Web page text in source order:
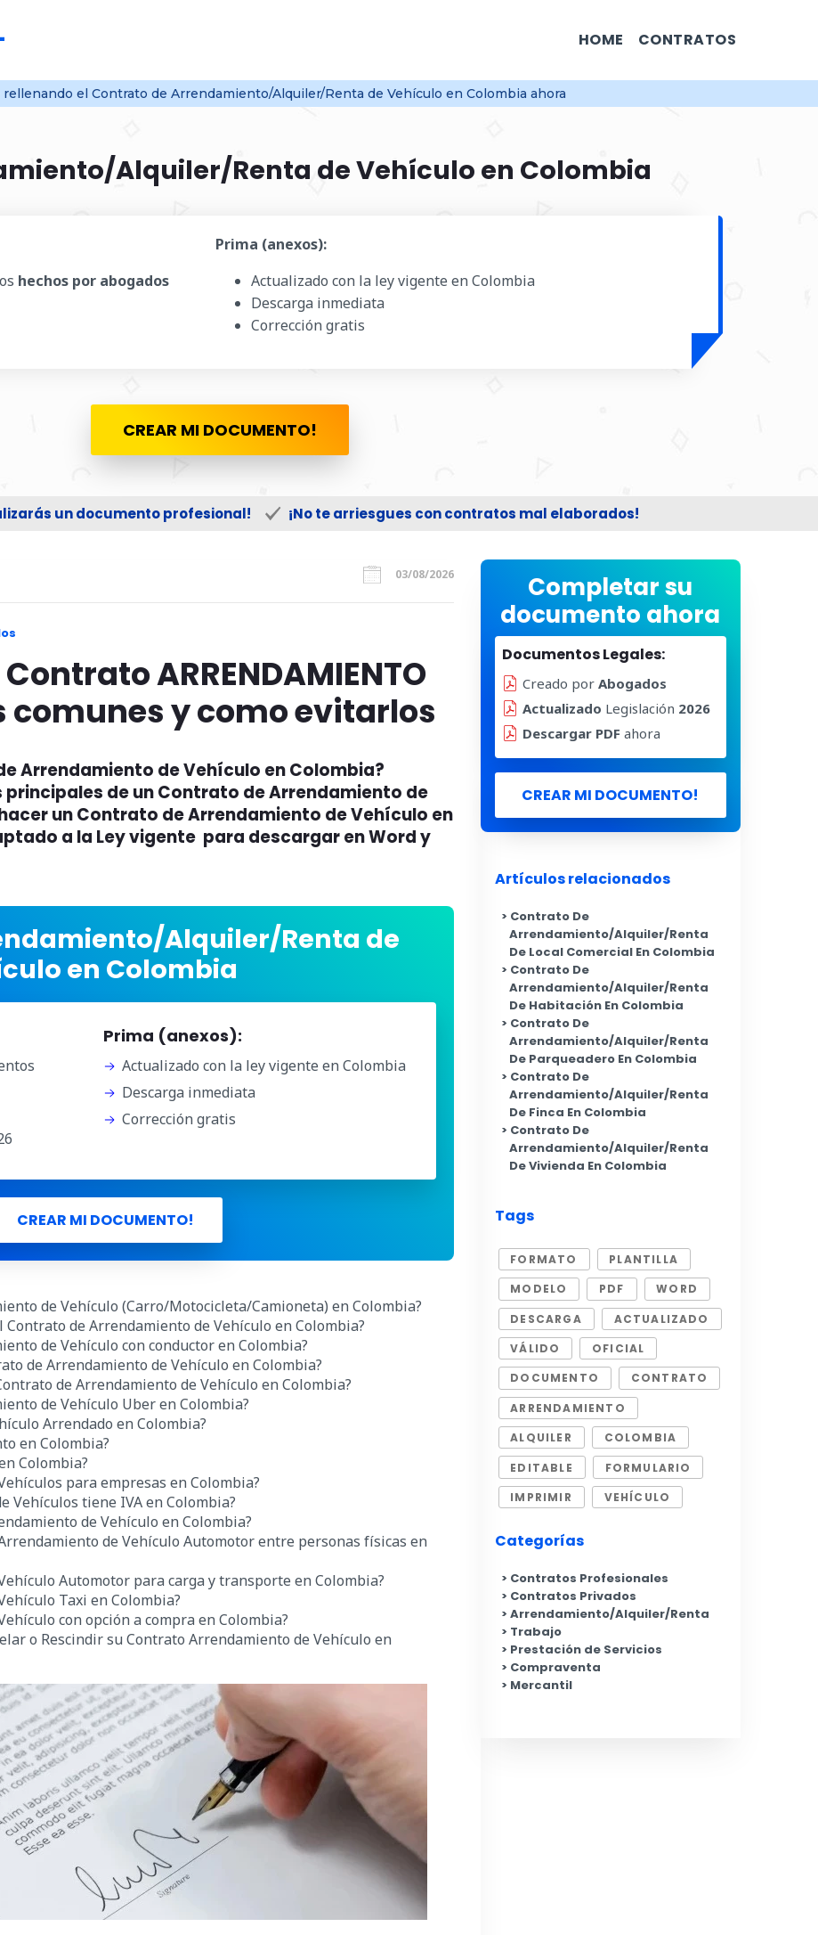
HOME CONTRATOS
rellenando el Contrato de Arrendamiento/Alquiler/Renta de Vehículo en Colombia ahora
Alquiler/Renta de Vehículo en Colombia
hechos por abogados
Prima (anexos):
Actualizado con la ley vigente en Colombia
Descarga inmediata
Corrección gratis
CREAR MI DOCUMENTO!
un documento profesional! ¡No te arriesgues con contratos mal elaborados!
03/08/2026
Contrato ARRENDAMIENTO
comunes y como evitarlos
Arrendamiento de Vehículo en Colombia?
de un Contrato de Arrendamiento de
un Contrato de Arrendamiento de Vehículo en
a la Ley vigente para descargar en Word y
Alquiler/Renta de
en Colombia
Prima (anexos):
Actualizado con la ley vigente en Colombia
Descarga inmediata
Corrección gratis
CREAR MI DOCUMENTO!
de Vehículo (Carro/Motocicleta/Camioneta) en Colombia?
de Arrendamiento de Vehículo en Colombia?
de Vehículo con conductor en Colombia?
de Arrendamiento de Vehículo en Colombia?
de Arrendamiento de Vehículo en Colombia?
de Vehículo Uberen Colombia?
Arrendado en Colombia?
en Colombia?
Colombia?
para empresas en Colombia?
Vehículos tiene IVA en Colombia?
de Vehículo en Colombia?
de Vehículo Automotor entre personas físicas en
Automotor para carga y transporte en Colombia?
Taxi en Colombia?
con opción a compra en Colombia?
o Rescindir su Contrato Arrendamiento de Vehículo en
Completar su
documento ahora
Documentos Legales:
Creado por Abogados
Actualizado Legislación 2026
Descargar PDF ahora
CREAR MI DOCUMENTO!
Artículos relacionados
Contrato De
Arrendamiento/Alquiler/Renta
De Local Comercial En Colombia
Contrato De
Arrendamiento/Alquiler/Renta
De Habitación En Colombia
Contrato De
Arrendamiento/Alquiler/Renta
De Parqueadero En Colombia
Contrato De
Arrendamiento/Alquiler/Renta
De Finca En Colombia
Contrato De
Arrendamiento/Alquiler/Renta
De Vivienda En Colombia
Tags
FORMATO
PLANTILLA
MODELO
PDF
WORD
DESCARGA
ACTUALIZADO
VÁLIDO
OFICIAL
DOCUMENTO
CONTRATO
ARRENDAMIENTO
ALQUILER
COLOMBIA
EDITABLE
FORMULARIO
IMPRIMIR
VEHÍCULO
Categorías
Contratos Profesionales
Contratos Privados
Arrendamiento/Alquiler/Renta
Trabajo
Prestación de Servicios
Compraventa
Mercantil